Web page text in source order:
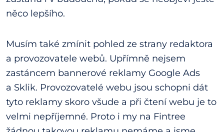
něco lepšího.
Musím také zmínit pohled ze strany redaktora
a provozovatele webů. Upřímně nejsem
zastáncem bannerové reklamy Google Ads
a Sklik. Provozovatelé webu jsou schopni dát
tyto reklamy skoro všude a při čtení webu je to
velmi nepříjemné. Proto i my na Fintree